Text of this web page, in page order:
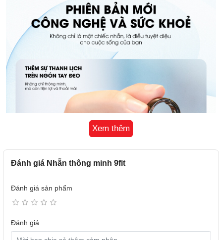
Xem thêm
Đánh giá Nhẫn thông minh 9fit
Đánh giá sản phẩm
Đánh giá